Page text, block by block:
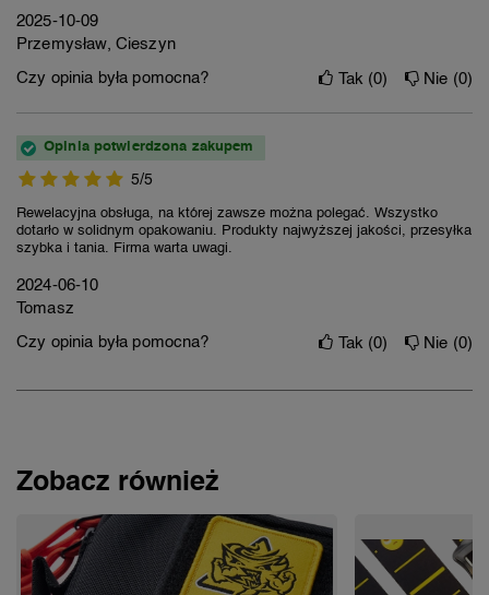
2025-10-09
Przemysław, Cieszyn
Czy opinia była pomocna? Tak 0 Nie 0
5/5
Opinia potwierdzona zakupem
Rewelacyjna obsługa, na której zawsze można polegać. Wszystko
dotarło w solidnym opakowaniu. Produkty najwyższej jakości, przesyłka
szybka i tania. Firma warta uwagi.
2024-06-10
Tomasz
Czy opinia była pomocna? Tak 0 Nie 0
Zobacz również